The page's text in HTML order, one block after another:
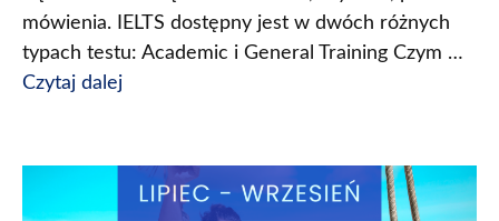
mówienia. IELTS dostępny jest w dwóch różnych
typach testu: Academic i General Training Czym …
Czytaj dalej